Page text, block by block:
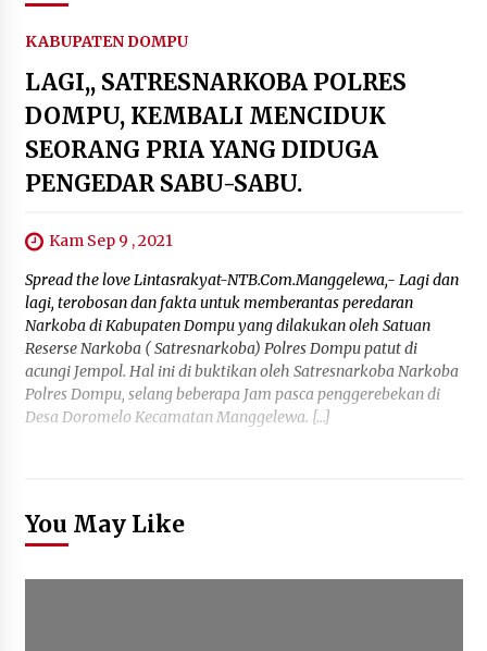
KABUPATEN DOMPU
LAGI,, SATRESNARKOBA POLRES
DOMPU, KEMBALI MENCIDUK
SEORANG PRIA YANG DIDUGA
PENGEDAR SABU-SABU.
Kam Sep 9 , 2021
Spread the love Lintasrakyat-NTB.Com.Manggelewa,- Lagi dan
lagi, terobosan dan fakta untuk memberantas peredaran
Narkoba di Kabupaten Dompu yang dilakukan oleh Satuan
Reserse Narkoba ( Satresnarkoba) Polres Dompu patut di
acungi Jempol. Hal ini di buktikan oleh Satresnarkoba Narkoba
Polres Dompu, selang beberapa Jam pasca penggerebekan di
Desa Doromelo Kecamatan Manggelewa. […]
You May Like